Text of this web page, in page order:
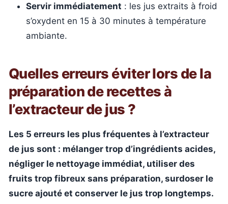
Servir immédiatement : les jus extraits à froid
s’oxydent en 15 à 30 minutes à température
ambiante.
Quelles erreurs éviter lors de la
préparation de recettes à
l’extracteur de jus ?
Les 5 erreurs les plus fréquentes à l’extracteur
de jus sont : mélanger trop d’ingrédients acides,
négliger le nettoyage immédiat, utiliser des
fruits trop fibreux sans préparation, surdoser le
sucre ajouté et conserver le jus trop longtemps.